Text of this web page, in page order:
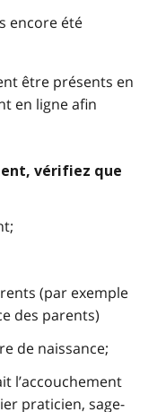
encore été
être présents en
en ligne afin
vérifiez que
(par exemple
des parents)
de naissance;
l’accouchement
praticien, sage-